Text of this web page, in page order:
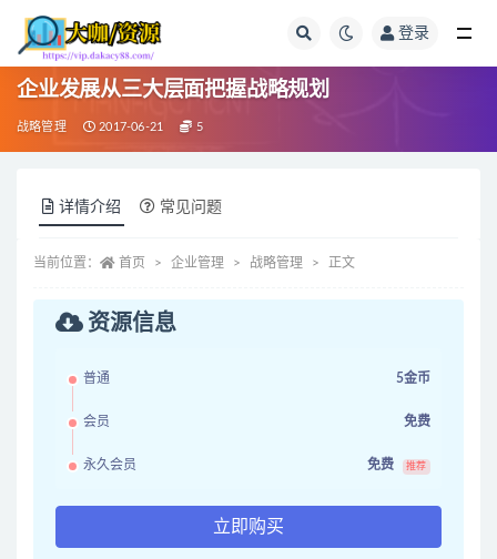
登录
企业发展从三大层面把握战略规划
战略管理 2017-06-21 5
详情介绍 常见问题
当前位置： 首页 企业管理 战略管理 正文
资源信息
普通 5金币
会员 免费
永久会员 免费 推荐
立即购买
全部